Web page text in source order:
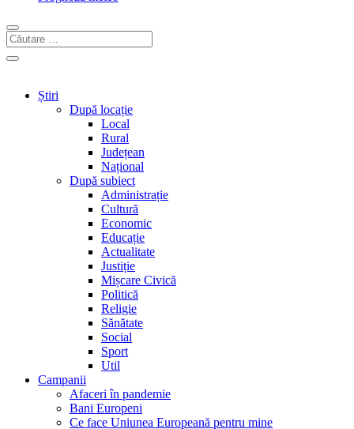
Știri
După locație
Local
Rural
Județean
Național
După subiect
Administrație
Cultură
Economic
Educație
Actualitate
Justiție
Mișcare Civică
Politică
Religie
Sănătate
Social
Sport
Util
Campanii
Afaceri în pandemie
Bani Europeni
Ce face Uniunea Europeană pentru mine